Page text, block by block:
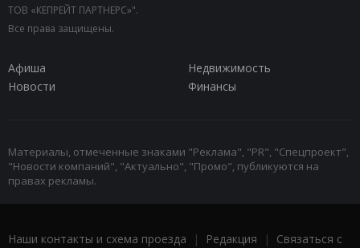
ТОВ «КЕПРЕЙТ ПАРТНЕРС»".
Все права защищены.
Афиша
Недвижимость
Новости
Финансы
Материалы, отмеченные знаками "Реклама", "PR", "Спецпроект",
"Новости компаний", "Актуально", "Промо", публикуются на
правах рекламы.
Наши контакты и схема проезда | Редакция | Связаться с